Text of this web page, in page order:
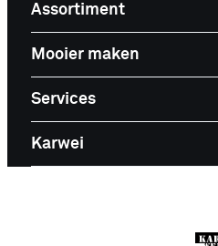
Assortiment
Mooier maken
Services
Karwei